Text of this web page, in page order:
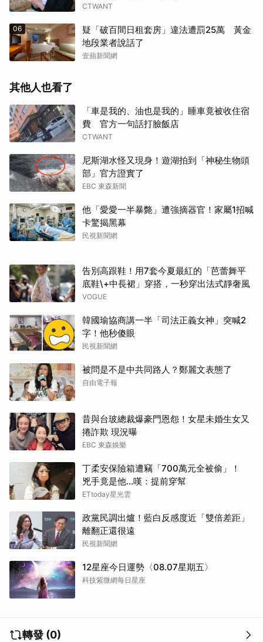
CTWANT
06
疑「破百間日租套房」違法遭罰25萬 黃金
地段業者說話了
壹蘋新聞網
其他人也看了
「車是我的、油也是我的」睡車竟被收住宿
費 官方一句話打臉飯店
CTWANT
尼斯湖水怪又現身！遊湖拍到「神秘生物頭
部」官方證實了
EBC 東森新聞
他「愛愛一半暴斃」遭強摘器官！家屬1招喊
卡驚揭黑幕
民視新聞網
告別高跟鞋！用7套今夏最紅的「芭蕾舞平
底鞋\+中長裙」穿搭，一秒穿出法式靜奢風
VOGUE
韓國瑜協商講一半「司法正義女神」突喊2
字！他秒傻眼
民視新聞網
被問是不是中共同路人？鄭麗文表態了
自由電子報
昔與台玻總裁爆豪門恩怨！女星未婚生女又
捲詐欺 現況曝
EBC 東森娛樂
丁柔安保險箱遭竊「700萬元全被偷」！
兇手竟是他...嘆：提前穿幫
ETtoday星光雲
政黨民調出爐！藍白反感度近「雙倍差距」
離翻正還很遠
民視新聞網
12星座今日運勢〈08.07星期五〉
科技紫微網每日星座
轉發 (0)
取消